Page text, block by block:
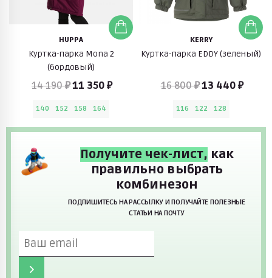
HUPPA
Куртка-парка Mona 2
(бордовый)
14 190 ₽11 350 ₽
140 152 158 164
KERRY
Куртка-парка EDDY (зеленый)
16 800 ₽13 440 ₽
116 122 128
Получите чек-лист, как
правильно выбрать
комбинезон
ПОДПИШИТЕСЬ НА РАССЫЛКУ И ПОЛУЧАЙТЕ ПОЛЕЗНЫЕ
СТАТЬИ НА ПОЧТУ